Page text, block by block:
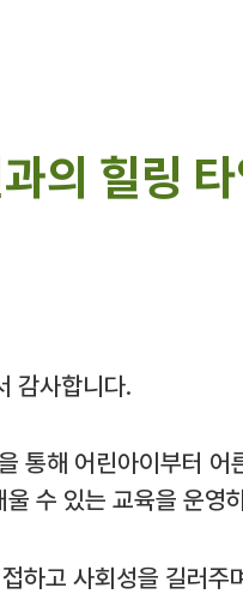
의 힐링 타
감사합니다.
통해 어린아이부터
수 있는 교육을 운영
하고 사회성을 길러주